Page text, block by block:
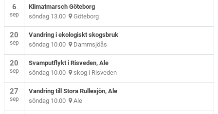
6
sep
Klimatmarsch Göteborg
söndag 13.00 Göteborg
20
sep
Vandring i ekologiskt skogsbruk
söndag 10.00 Dammsjöås
20
sep
Svamputflykt i Risveden, Ale
söndag 10.00 skog i Risveden
27
sep
Vandring till Stora Rullesjön, Ale
söndag 10.00 Ale